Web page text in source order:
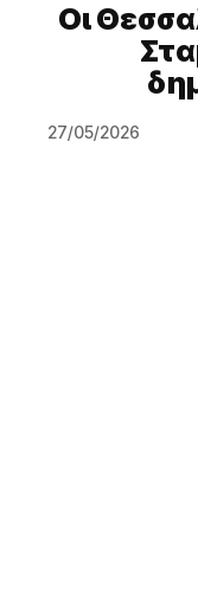
Οι
27/05/2026